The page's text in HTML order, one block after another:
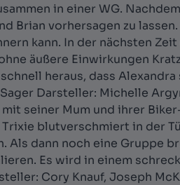
in einer WG.
Brian vorhersagen zu
kann. In der nächsten
äußere Einwirkungen
heraus, dass
Darsteller: Michelle
seiner Mum und ihrer
blutverschmiert in der
Als dann noch eine Gruppe
Es wird in einem
Cory Knauf, Joseph